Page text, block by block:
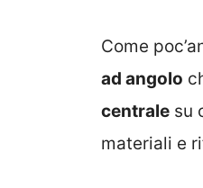
Come
ad angolo
centrale su
materiali e